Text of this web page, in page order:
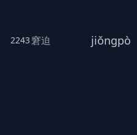
2243窘迫 jiǒngpò